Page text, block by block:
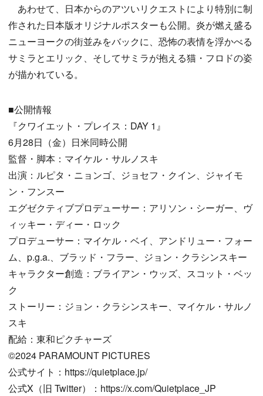
あわせて、日本からのアツいリクエストにより特別に制
作された日本版オリジナルポスターも公開。炎が燃え盛る
ニューヨークの街並みをバックに、恐怖の表情を浮かべる
サミラとエリック、そしてサミラが抱える猫・フロドの姿
が描かれている。
■公開情報
『クワイエット・プレイス：DAY 1』
6月28日（金）日米同時公開
監督・脚本：マイケル・サルノスキ
出演：ルピタ・ニョンゴ、ジョセフ・クイン、ジャイモ
ン・フンスー
エグゼクティブプロデューサー：アリソン・シーガー、ヴ
ィッキー・ディー・ロック
プロデューサー：マイケル・ベイ、アンドリュー・フォー
ム、p.g.a.、ブラッド・フラー、ジョン・クラシンスキー
キャラクター創造：ブライアン・ウッズ、スコット・ベッ
ク
ストーリー：ジョン・クラシンスキー、マイケル・サルノ
スキ
配給：東和ピクチャーズ
©2024 PARAMOUNT PICTURES
公式サイト：https://quietplace.jp/
公式X（旧 Twitter）：https://x.com/Quietplace_JP